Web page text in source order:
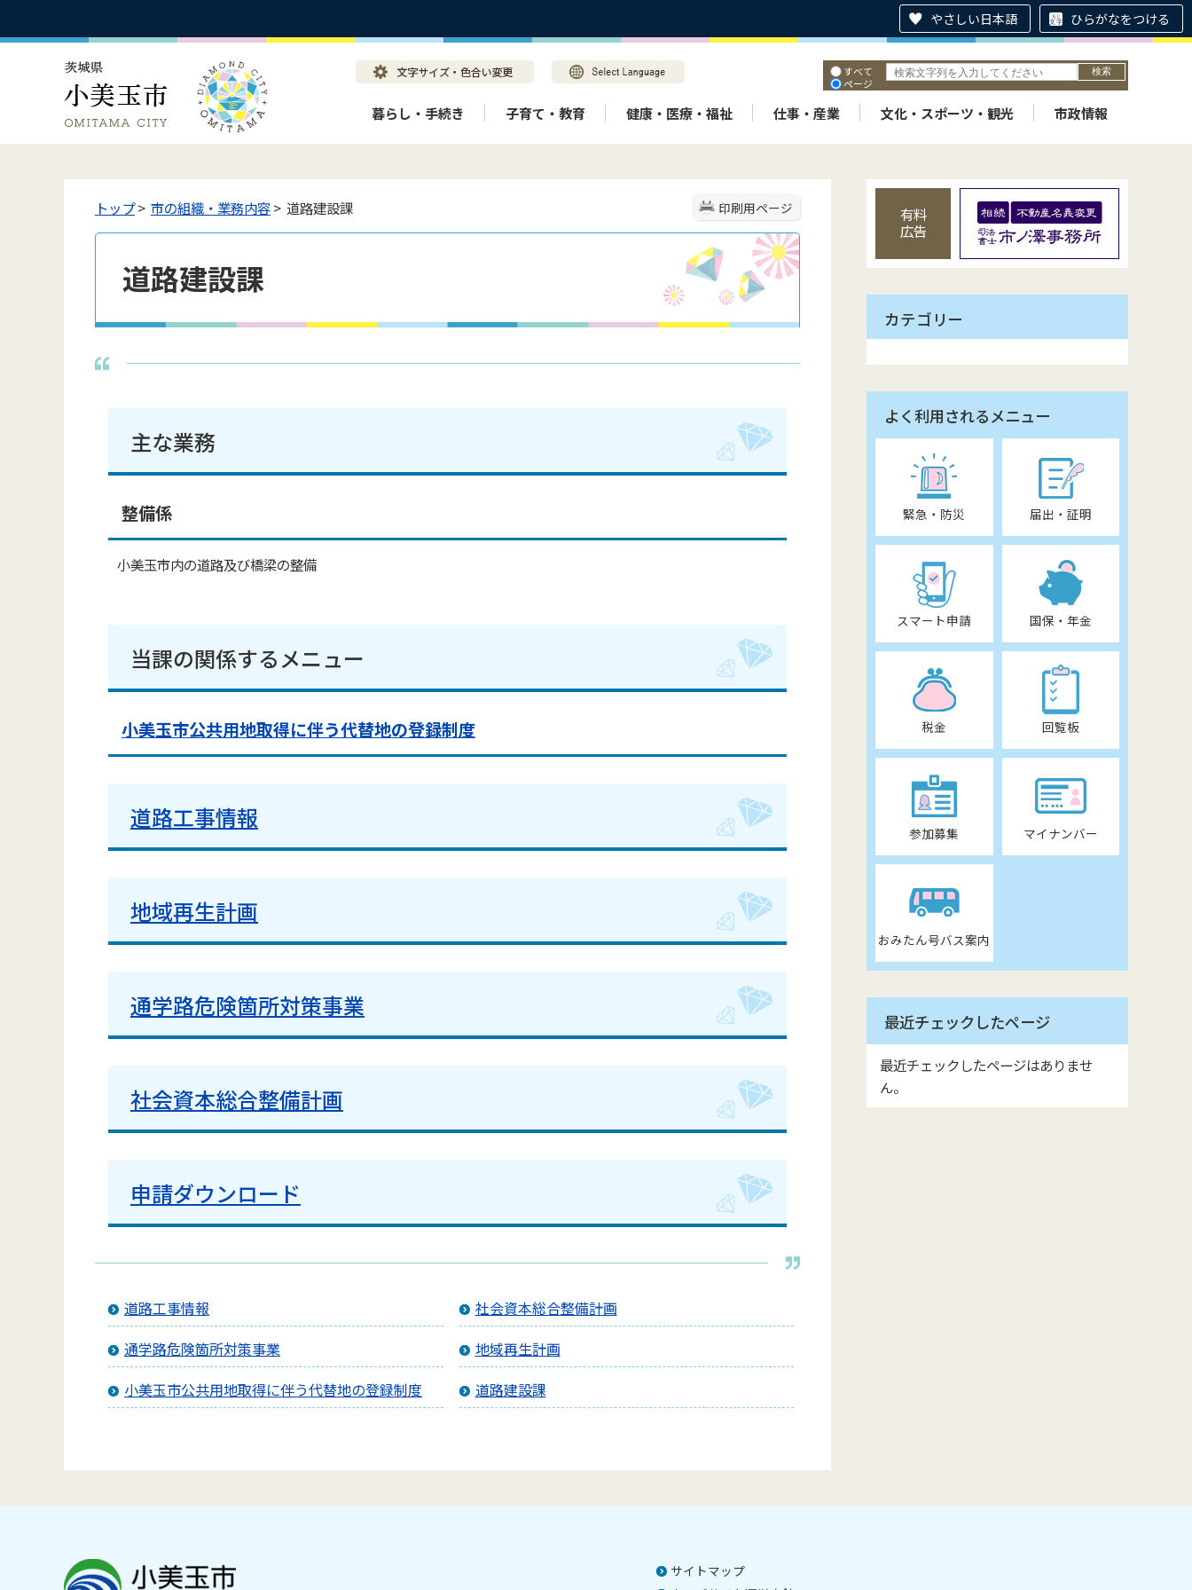
やさしい日本語 ひらがなをつける
すべて
ページ
暮らし・手続き 子育て・教育 健康・医療・福祉 仕事・産業 文化・スポーツ・観光 市政情報
印刷用ページ
トップ> 市の組織・業務内容> 道路建設課
道路建設課
主な業務
整備係
小美玉市内の道路及び橋梁の整備
当課の関係するメニュー
小美玉市公共用地取得に伴う代替地の登録制度
道路工事情報
地域再生計画
通学路危険箇所対策事業
社会資本総合整備計画
申請ダウンロード
道路工事情報
社会資本総合整備計画
通学路危険箇所対策事業
地域再生計画
小美玉市公共用地取得に伴う代替地の登録制度
道路建設課
有料
広告
カテゴリー
よく利用されるメニュー
緊急・防災 届出・証明
スマート申請 国保・年金
税金 回覧板
参加募集 マイナンバー
おみたん号バス案内
最近チェックしたページ
最近チェックしたページはありませ
ん。
サイトマップ